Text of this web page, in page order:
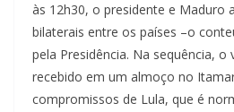
às 12h30, o presidente e Maduro
bilaterais entre os países –o
pela Presidência. Na sequência, o
recebido em um almoço no
compromissos de Lula, que é